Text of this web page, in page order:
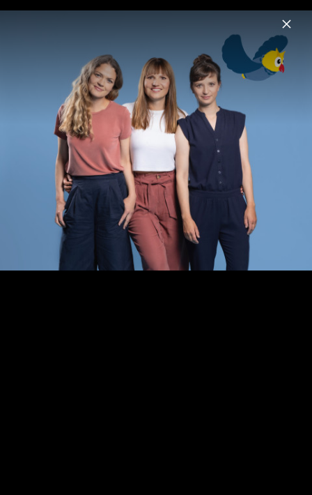
Menu
Home News Musik Videos Fotos
Eule findet den Beat - mit Instrumenten